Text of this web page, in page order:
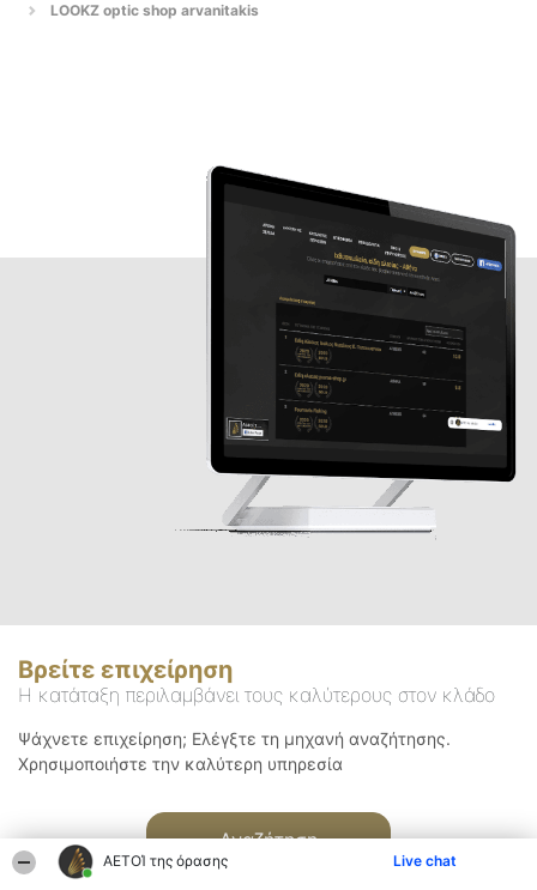
ΑΕΤΟΊ της όρασης Live chat
LOOKZ optic shop arvanitakis
Βρείτε επιχείρηση
Η κατάταξη περιλαμβάνει τους καλύτερους στον κλάδο
Ψάχνετε επιχείρηση; Ελέγξτε τη μηχανή αναζήτησης.
Χρησιμοποιήστε την καλύτερη υπηρεσία
Αναζήτηση